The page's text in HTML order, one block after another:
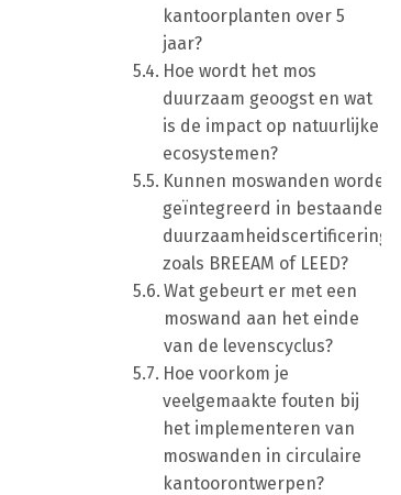
kantoorplanten over 5
jaar?
Hoe wordt het mos
duurzaam geoogst en wat
is de impact op natuurlijke
ecosystemen?
Kunnen moswanden worden
geïntegreerd in bestaande
duurzaamheidscertificeringen
zoals BREEAM of LEED?
Wat gebeurt er met een
moswand aan het einde
van de levenscyclus?
Hoe voorkom je
veelgemaakte fouten bij
het implementeren van
moswanden in circulaire
kantoorontwerpen?